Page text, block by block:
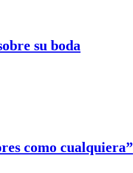
su boda
como cualquiera”